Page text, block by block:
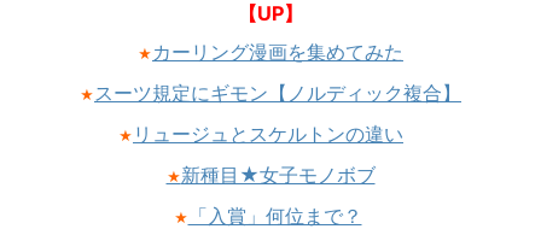
【UP】
★ カーリング漫画を集めてみた
★スーツ規定にギモン【ノルディック複合】
★ リュージュとスケルトンの違い
★新種目★女子モノボブ
★ 「入賞」何位まで？